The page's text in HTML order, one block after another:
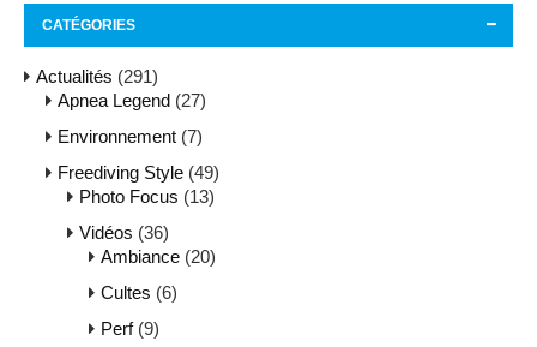
CATÉGORIES
Actualités (291)
Apnea Legend (27)
Environnement (7)
Freediving Style (49)
Photo Focus (13)
Vidéos (36)
Ambiance (20)
Cultes (6)
Perf(9)